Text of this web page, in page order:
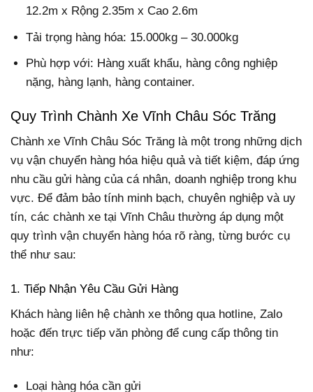
12.2m x Rộng 2.35m x Cao 2.6m
Tải trọng hàng hóa: 15.000kg – 30.000kg
Phù hợp với: Hàng xuất khẩu, hàng công nghiệp
nặng, hàng lạnh, hàng container.
Quy Trình Chành Xe Vĩnh Châu Sóc Trăng
Chành xe Vĩnh Châu Sóc Trăng là một trong những dịch
vụ vận chuyển hàng hóa hiệu quả và tiết kiệm, đáp ứng
nhu cầu gửi hàng của cá nhân, doanh nghiệp trong khu
vực. Để đảm bảo tính minh bạch, chuyên nghiệp và uy
tín, các chành xe tại Vĩnh Châu thường áp dụng một
quy trình vận chuyển hàng hóa rõ ràng, từng bước cụ
thể như sau:
1. Tiếp Nhận Yêu Cầu Gửi Hàng
Khách hàng liên hệ chành xe thông qua hotline, Zalo
hoặc đến trực tiếp văn phòng để cung cấp thông tin
như:
Loại hàng hóa cần gửi